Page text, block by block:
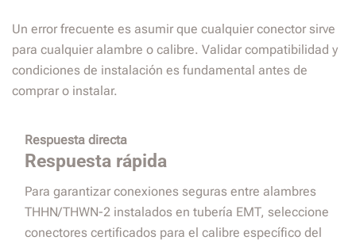
Un error frecuente es asumir que cualquier conector sirve
para cualquier alambre o calibre. Validar compatibilidad y
condiciones de instalación es fundamental antes de
comprar o instalar.
Respuesta directa
Respuesta rápida
Para garantizar conexiones seguras entre alambres
THHN/THWN-2 instalados en tubería EMT, seleccione
conectores certificados para el calibre específico del